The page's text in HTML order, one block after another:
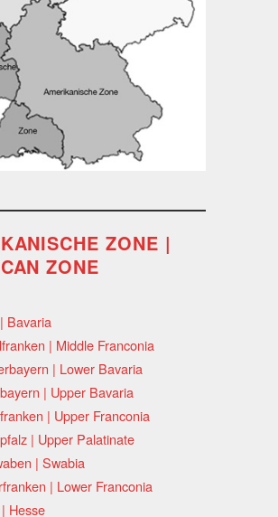
ZONE |
ZONE
Bavaria
| Middle Franconia
| Lower Bavaria
| Upper Bavaria
| Upper Franconia
| Upper Palatinate
| Swabia
| Lower Franconia
Hesse